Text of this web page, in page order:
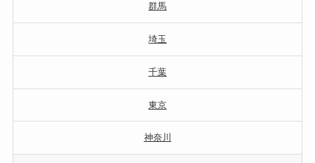
群馬
埼玉
千葉
東京
神奈川